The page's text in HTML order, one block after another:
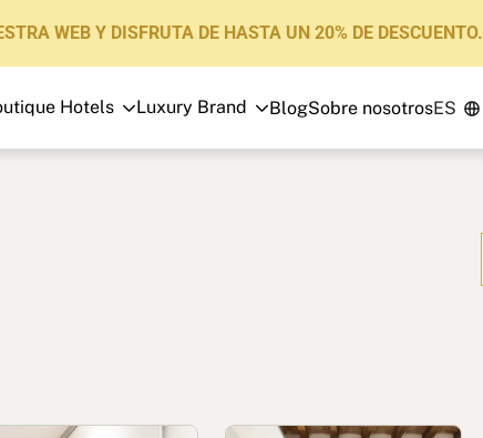
WEB Y DISFRUTA DE HASTA UN 20% DE DESCUENTO.
Hotels Luxury Brand BlogSobre nosotrosES
FAQs